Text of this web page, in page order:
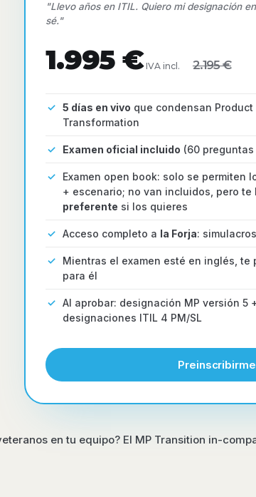
"Llevo años en ITIL. Quiero mi designación
sé."
1.995 €IVA incl. 2.195 €
5 días en vivo que condensan
Transformation
Examen oficial incluido (60 preguntas
Examen open book: solo se permiten
+ escenario; no van incluidos, pero te
preferente si los quieres
Acceso completo a la Forja:
Mientras el examen esté en inglés,
para él
Al aprobar: designación MP versión 5
designaciones ITIL 4 PM/SL
Preinscribirme
en tu equipo? El MP Transition in-